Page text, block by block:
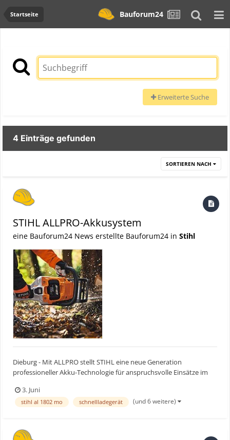
Startseite Bauforum24
Erweiterte Suche
4 Einträge gefunden
SORTIEREN NACH
STIHL ALLPRO-Akkusystem
eine Bauforum24 News erstellte Bauforum24 in Stihl
Dieburg - Mit ALLPRO stellt STIHL eine neue Generation
professioneller Akku-Technologie für anspruchsvolle Einsätze im
Systems sind neue Hochleistungsakkus mit unterschiedlichem
Energiegehalt, die dank innovativer Tabless-Technologie mit deutl...
3. Juni
stihl al 1802 mo schnellladegerät (und 6 weitere)